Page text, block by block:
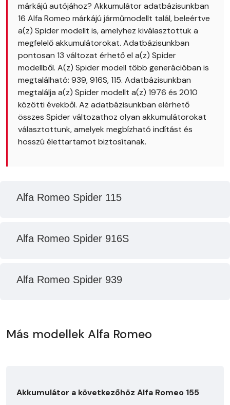
márkájú autójához? Akkumulátor adatbázisunkban
16 Alfa Romeo márkájú járműmodellt talál, beleértve
a(z) Spider modellt is, amelyhez kiválasztottuk a
megfelelő akkumulátorokat. Adatbázisunkban
pontosan 13 változat érhető el a(z) Spider
modellből. A(z) Spider modell több generációban is
megtalálható: 939, 916S, 115. Adatbázisunkban
megtalálja a(z) Spider modellt a(z) 1976 és 2010
közötti évekből. Az adatbázisunkban elérhető
összes Spider változathoz olyan akkumulátorokat
választottunk, amelyek megbízható indítást és
hosszú élettartamot biztosítanak.
Alfa Romeo Spider 115
Alfa Romeo Spider 916S
Alfa Romeo Spider 939
Más modellek Alfa Romeo
Akkumulátor a következőhöz Alfa Romeo 155